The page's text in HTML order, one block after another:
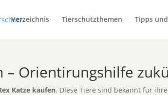
Verzeichnis Tierschutzthemen Tipps
– Orientirungshilfe
Katze kaufen. Diese Tiere sind bekannt für